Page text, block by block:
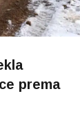
prema